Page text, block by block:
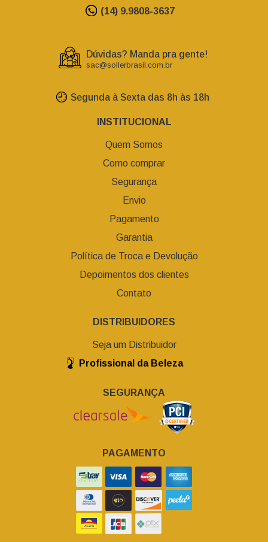
(14) 9.9808-3637
Dúvidas? Manda pra gente!
sac@sollerbrasil.com.br
Segunda à Sexta das 8h às 18h
INSTITUCIONAL
Quem Somos
Como comprar
Segurança
Envio
Pagamento
Garantia
Política de Troca e Devolução
Depoimentos dos clientes
Contato
DISTRIBUIDORES
Seja um Distribuidor
Profissional da Beleza
SEGURANÇA
PAGAMENTO